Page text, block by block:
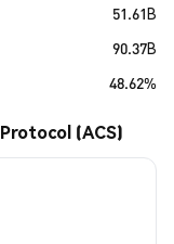
51.61B
90.37B
48.62%
(ACS)